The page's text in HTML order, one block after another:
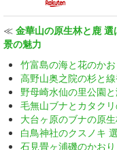
≪ 金華山の原生林と鹿 選
景の魅力
竹富島の海と花のか
高野山奥之院の杉と
野母崎水仙の里公園
毛無山ブナとカタク
大台ヶ原のブナの原
白鳥神社のクスノキ
石見畳ヶ浦磯のかお